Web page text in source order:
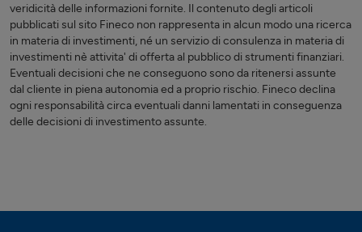
veridicità delle informazioni fornite. Il contenuto degli articoli
pubblicati sul sito Fineco non rappresenta in alcun modo una ricerca
in materia di investimenti, né un servizio di consulenza in materia di
investimenti nè attivita' di offerta al pubblico di strumenti finanziari.
Eventuali decisioni che ne conseguono sono da ritenersi assunte
dal cliente in piena autonomia ed a proprio rischio. Fineco declina
ogni responsabilità circa eventuali danni lamentati in conseguenza
delle decisioni di investimento assunte.